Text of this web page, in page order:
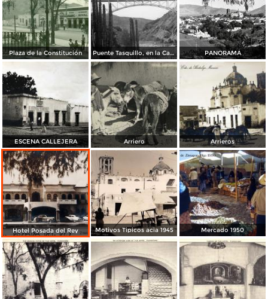
Plaza de la Constitución Puente Tasquillo, en la Carretera México a Laredo PANORAMA
ESCENA CALLEJERA Arriero Arrieros
Hotel Posada del Rey Motivos Tipicos acia 1945 Mercado 1950